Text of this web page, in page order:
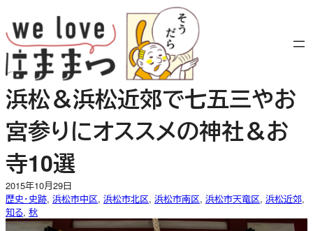
容
を
ス
キ
ッ
プ
浜松＆浜松近郊で七五三やお
宮参りにオススメの神社＆お
寺10選
2015年10月29日
歴史・史跡, 浜松市中区, 浜松市北区, 浜松市南区, 浜松市天竜区, 浜松近郊
知る, 秋